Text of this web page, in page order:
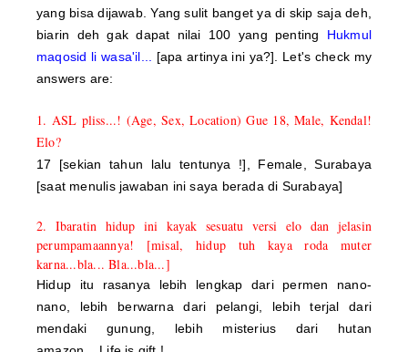
yang bisa dijawab. Yang sulit banget ya di skip saja deh,
biarin deh gak dapat nilai 100 yang penting Hukmul
maqosid li wasa'il... [apa artinya ini ya?]. Let's check my
answers are:
1. ASL pliss...! (Age, Sex, Location) Gue 18, Male, Kendal!
Elo?
17 [sekian tahun lalu tentunya !], Female, Surabaya
[saat menulis jawaban ini saya berada di Surabaya]
2. Ibaratin hidup ini kayak sesuatu versi elo dan jelasin
perumpamaannya! [misal, hidup tuh kaya roda muter
karna...bla... Bla...bla...]
Hidup itu rasanya lebih lengkap dari permen nano-
nano, lebih berwarna dari pelangi, lebih terjal dari
mendaki gunung, lebih misterius dari hutan